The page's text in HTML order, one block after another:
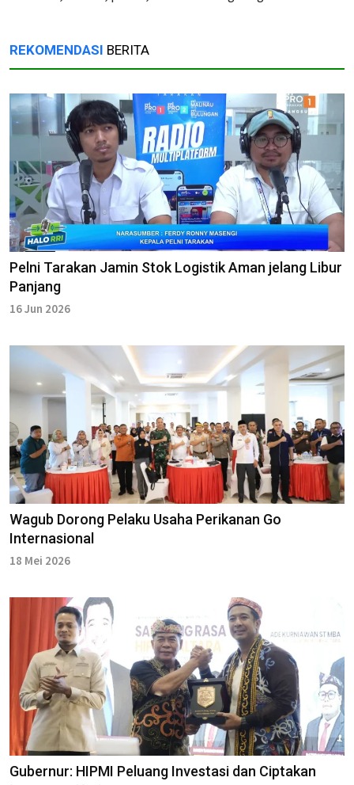
REKOMENDASI BERITA
Pelni Tarakan Jamin Stok Logistik Aman jelang Libur
Panjang
16 Jun 2026
Wagub Dorong Pelaku Usaha Perikanan Go
Internasional
18 Mei 2026
Gubernur: HIPMI Peluang Investasi dan Ciptakan